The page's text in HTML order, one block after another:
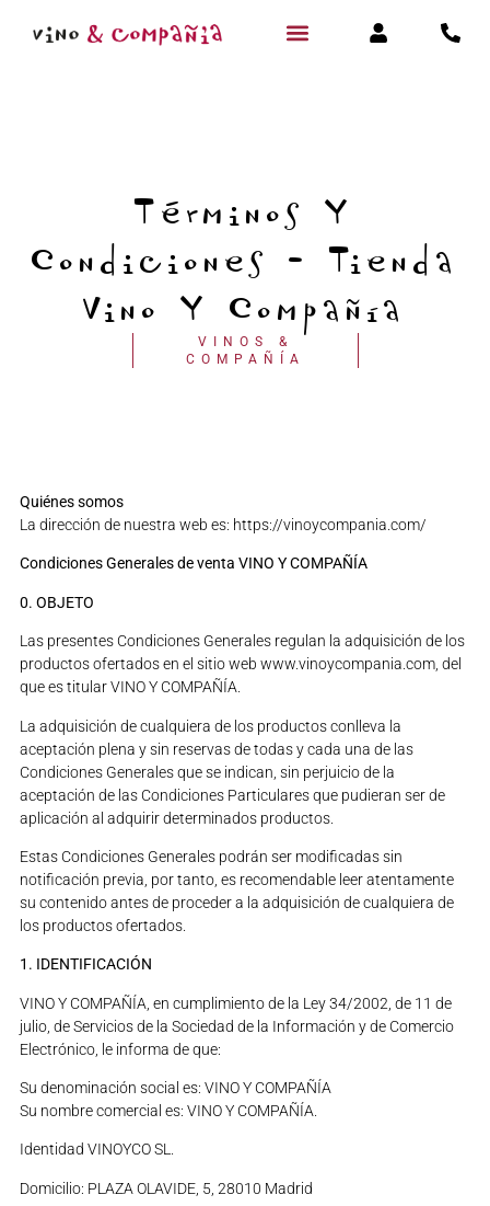
Términos Y
Condiciones - Tienda
Vino Y Compañía
VINOS &
COMPAÑÍA
Quiénes somos
La dirección de nuestra web es: https://vinoycompania.com/
Condiciones Generales de venta VINO Y COMPAÑÍA
0. OBJETO
Las presentes Condiciones Generales regulan la adquisición de los
productos ofertados en el sitio web www.vinoycompania.com, del
que es titular VINO Y COMPAÑÍA.
La adquisición de cualquiera de los productos conlleva la
aceptación plena y sin reservas de todas y cada una de las
Condiciones Generales que se indican, sin perjuicio de la
aceptación de las Condiciones Particulares que pudieran ser de
aplicación al adquirir determinados productos.
Estas Condiciones Generales podrán ser modificadas sin
notificación previa, por tanto, es recomendable leer atentamente
su contenido antes de proceder a la adquisición de cualquiera de
los productos ofertados.
1. IDENTIFICACIÓN
VINO Y COMPAÑÍA, en cumplimiento de la Ley 34/2002, de 11 de
julio, de Servicios de la Sociedad de la Información y de Comercio
Electrónico, le informa de que:
Su denominación social es: VINO Y COMPAÑÍA
Su nombre comercial es: VINO Y COMPAÑÍA.
Identidad VINOYCO SL.
Domicilio: PLAZA OLAVIDE, 5, 28010 Madrid